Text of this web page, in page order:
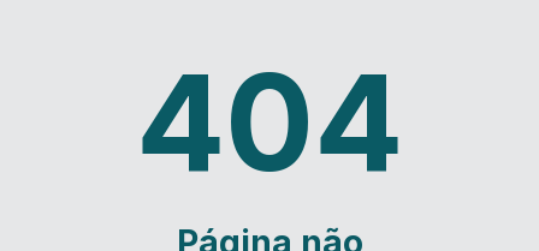
404
Página não